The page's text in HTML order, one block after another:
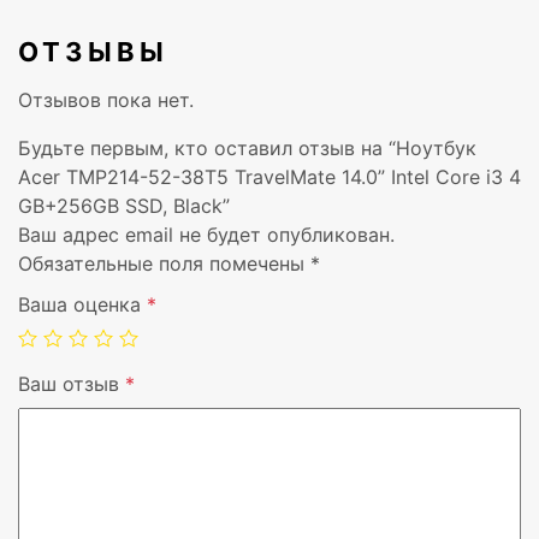
Камера
Card reader
Комплектация Fingerprint
Батарея
Вес, кг
ОС Windows
ОТЗЫВЫ
Отзывов пока нет.
Будьте первым, кто оставил отзыв на “Ноутбук
Acer TMP214-52-38T5 TravelMate 14.0” Intel Core i3 4
GB+256GB SSD, Black”
Ваш адрес email не будет опубликован.
Обязательные поля помечены *
Ваша оценка *
Ваш отзыв *